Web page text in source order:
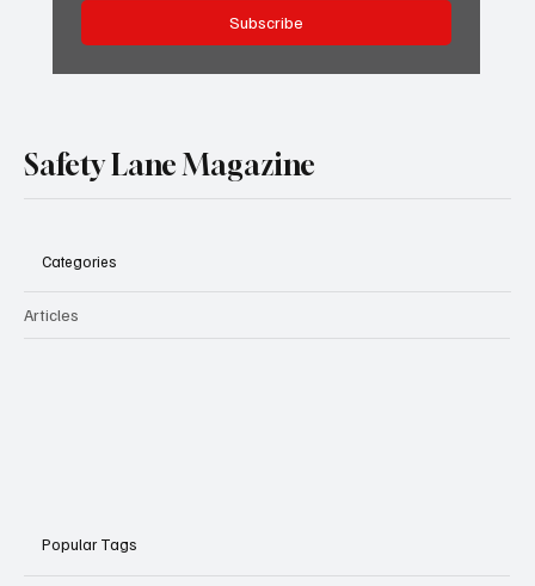
Subscribe
Safety Lane Magazine
Categories
Articles
Popular Tags